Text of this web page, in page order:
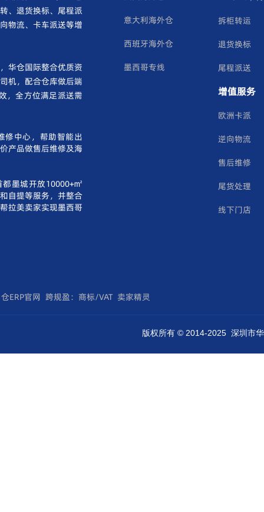
、退货换标、尾程派
物流、卡车派送等增
华仓国际整合优质资
机，配合仓库做后端
，全方位满足派送需
修中心，帮助智能出
产品做售后维修及海
墨城开放10000+㎡
自提等服务，并整合
拉美卖家实现墨西哥
意大利海外仓
西班牙海外仓
墨西哥专线
拆柜转运
退货换标
尾程派送
增值服务
欧洲卡派
逆向物流
售后维修
尾货处理
线下门店
ERP官网 跨规盈：商标/VAT 卖家精灵
版权所有 © 2014-2025 深圳